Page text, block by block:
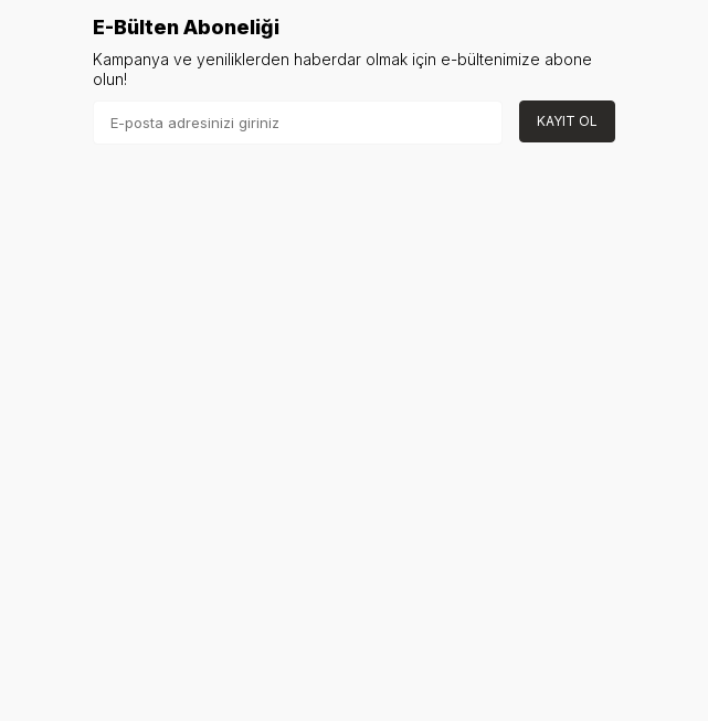
E-Bülten Aboneliği
Kampanya ve yeniliklerden haberdar olmak için e-bültenimize abone
olun!
KAYIT OL